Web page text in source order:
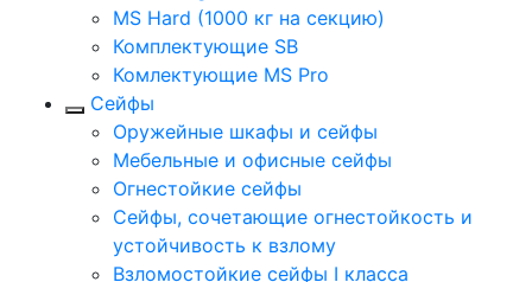
MS Hard (1000 кг на секцию)
Комплектующие SB
Комлектующие MS Pro
Сейфы
Оружейные шкафы и сейфы
Мебельные и офисные сейфы
Огнестойкие сейфы
Сейфы, сочетающие огнестойкость и
устойчивость к взлому
Взломостойкие сейфы I класса